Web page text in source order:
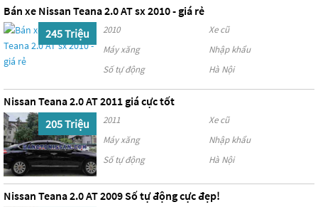
Bán xe Nissan Teana 2.0 AT sx 2010 - giá rẻ
245 Triệu
2010
Xe cũ
Máy xăng
Nhập khẩu
Số tự động
Hà Nội
Nissan Teana 2.0 AT 2011 giá cực tốt
205 Triệu
2011
Xe cũ
Máy xăng
Nhập khẩu
Số tự động
Hà Nội
Nissan Teana 2.0 AT 2009 Số tự động cực đẹp!